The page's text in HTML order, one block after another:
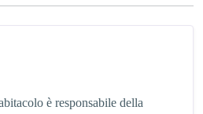
è responsabile della